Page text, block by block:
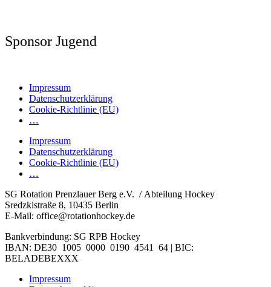
Sponsor Jugend
Impressum
Datenschutzerklärung
Cookie-Richtlinie (EU)
…
Impressum
Datenschutzerklärung
Cookie-Richtlinie (EU)
…
SG Rotation Prenzlauer Berg e.V. / Abteilung Hockey
Sredzkistraße 8, 10435 Berlin
E-Mail: office@rotationhockey.de
Bankverbindung: SG RPB Hockey
IBAN: DE30 1005 0000 0190 4541 64 | BIC:
BELADEBEXXX
Impressum